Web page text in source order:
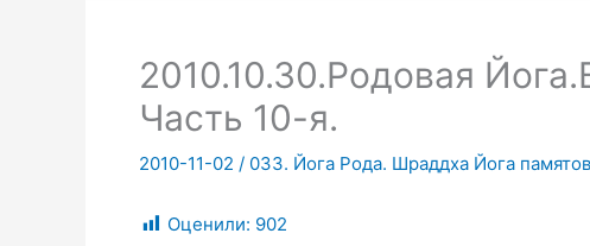
2010.10.30.Родовая
Часть 10-я.
2010-11-02 / 033. Йога Рода. Шраддха Йога
Оценили: 902